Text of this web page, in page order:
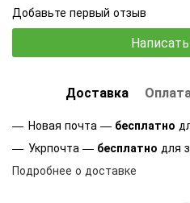
Добавьте первый отзыв
Доставка
Новая почта — бесплатно
Укрпочта — бесплатно для
Подробнее о доставке